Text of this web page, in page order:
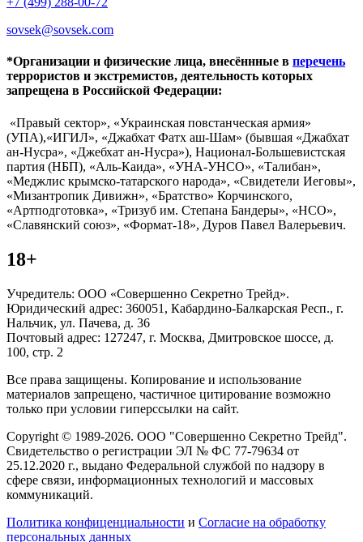
sovsek@sovsek.com
*Организации и физические лица, внесённные в перечень
террористов и экстремистов, деятельность которых
запрещена в Российской Федерации:
«Правый сектор», «Украинская повстанческая армия»
(УПА),«ИГИЛ», «Джабхат Фатх аш-Шам» (бывшая «Джабхат
ан-Нусра», «Джебхат ан-Нусра»), Национал-Большевистская
партия (НБП), «Аль-Каида», «УНА-УНСО», «Талибан»,
«Меджлис крымско-татарского народа», «Свидетели Иеговы»,
«Мизантропик Дивижн», «Братство» Корчинского,
«Артподготовка», «Тризуб им. Степана Бандеры», «НСО»,
«Славянский союз», «Формат-18», Дуров Павел Валерьевич.
18+
Учредитель: ООО «Совершенно Секретно Трейд».
Юридический адрес: 360051, Кабардино-Балкарская Респ., г.
Нальчик, ул. Пачева, д. 36
Почтовый адрес: 127247, г. Москва, Дмитровское шоссе, д.
100, стр. 2
Все права защищены. Копирование и использование
материалов запрещено, частичное цитирование возможно
только при условии гиперссылки на сайт.
Copyright © 1989-2026. ООО "Совершенно Секретно Трейд".
Свидетельство о регистрации ЭЛ № ФС 77-79634 от
25.12.2020 г., выдано Федеральной службой по надзору в
сфере связи, информационных технологий и массовых
коммуникаций.
Политика конфиценциальности и Согласие на обработку
персональных данных